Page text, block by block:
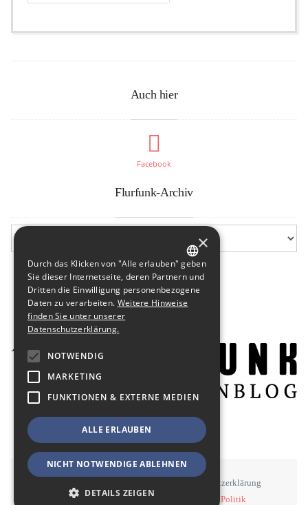
Auch hier
Facebook
Flurfunk-Archiv
Datenschutzerklärung
©STAWOWY - Kommunikation, Medien, Politik
GERMAN
ENGLISH
×
Durch das Klicken von "Alle erlauben" geben
Sie dieser Internetseite, deren Partnern und
Dritten die Einwilligung personenbezogene
Daten zu verarbeiten. Weitere Hinweise
finden Sie unter unserer
Datenschutzerklärung.
NOTWENDIG
MARKETING
FUNKTIONEN & EXTERNE MEDIEN
ALLE ERLAUBEN
NICHT NOTWENDIGE ABLEHNEN
DETAILS ZEIGEN